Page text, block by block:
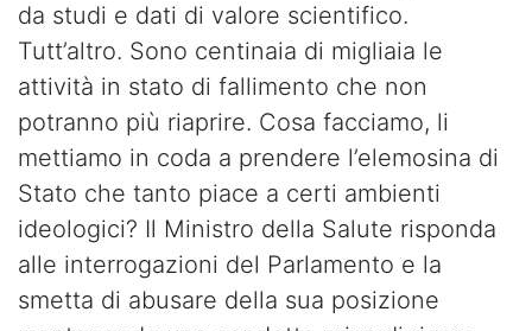
da studi e dati di valore scientifico.
Tutt’altro. Sono centinaia di migliaia le
attività in stato di fallimento che non
potranno più riaprire. Cosa facciamo, li
mettiamo in coda a prendere l’elemosina di
Stato che tanto piace a certi ambienti
ideologici? Il Ministro della Salute risponda
alle interrogazioni del Parlamento e la
smetta di abusare della sua posizione